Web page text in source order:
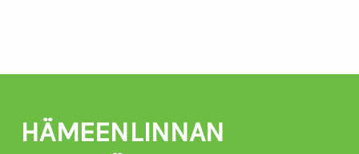
HÄMEENLINNAN